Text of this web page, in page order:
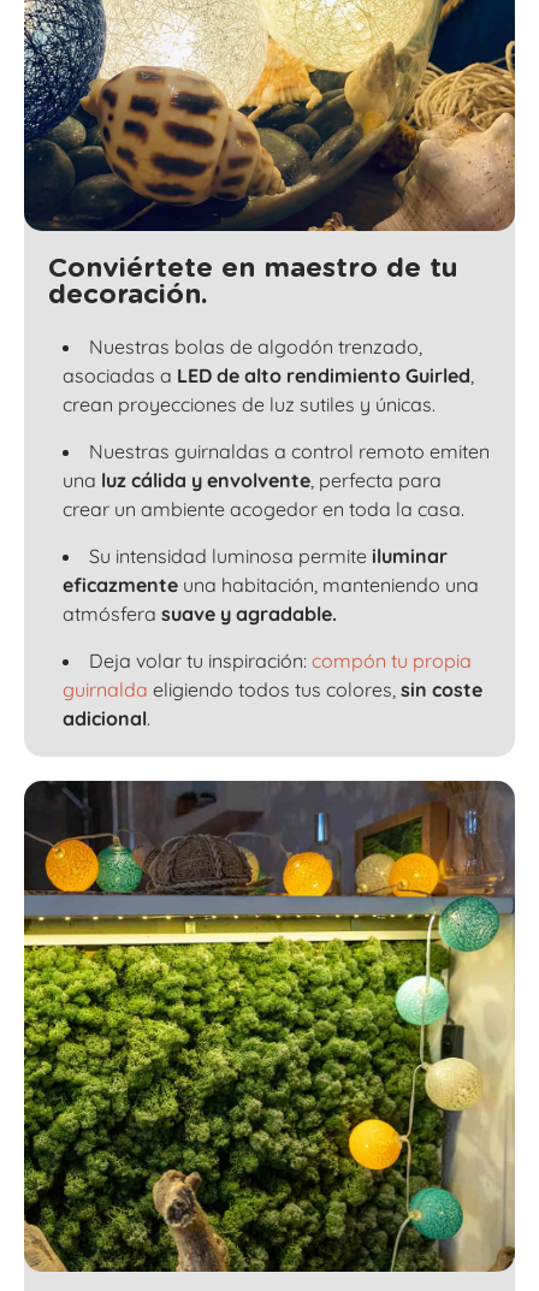
Conviértete en maestro de tu
decoración.
Nuestras bolas de algodón trenzado,
asociadas a LED de alto rendimiento Guirled
crean proyecciones de luz sutiles y únicas.
Nuestras guirnaldas a control remoto emiten
una luz cálida y envolvente , perfecta para
crear un ambiente acogedor en toda la casa.
Su intensidad luminosa permite iluminar
eficazmente una habitación, manteniendo una
atmósfera suave y agradable.
Deja volar tu inspiración: compón tu propia
guirnalda eligiendo todos tus colores, sin coste
adicional.